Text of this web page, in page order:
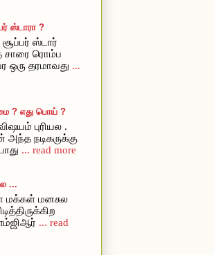
ஸ்டாரா ?
ஸ்டார்
சாரை ரொம்ப
ஒரு தரமாவது ...
? எது பொய் ?
புரியல .
அந்த நடிகருக்கு
... read more
...
மக்கள் மனசுல
... read